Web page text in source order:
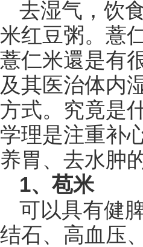
去湿气，饮
米红豆粥。薏
薏仁米還是有
及其医治体内
方式。究竟是
学理是注重补
养胃、去水肿
1、苞米
可以具有健
结石、高血压